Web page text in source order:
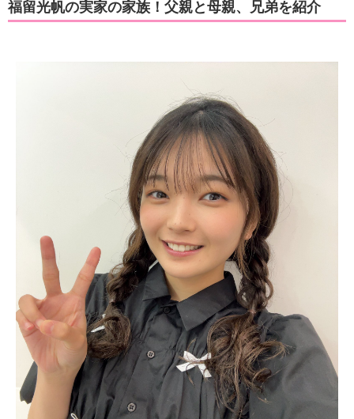
福留光帆の実家の家族！父親と母親、兄弟を紹介